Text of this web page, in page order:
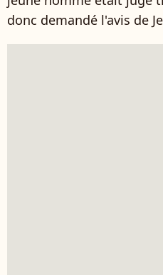
donc demandé l'avis de